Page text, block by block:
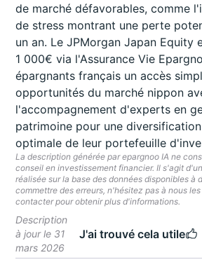
de marché défavorables, comme
de stress montrant une perte
un an. Le JPMorgan Japan Equity
1 000€ via l'Assurance Vie
épargnants français un accès
opportunités du marché nippon
l'accompagnement d'experts en
patrimoine pour une
optimale de leur portefeuille
La description générée par epargnoo IA ne
conseil en investissement financier. Il s'agit
réalisée sur la base des données disponibles à
commettre des erreurs, n'hésitez pas à nous
contacter pour obtenir plus d'informations.
Description
à jour le 31
mars 2026
J'ai trouvé cela utile